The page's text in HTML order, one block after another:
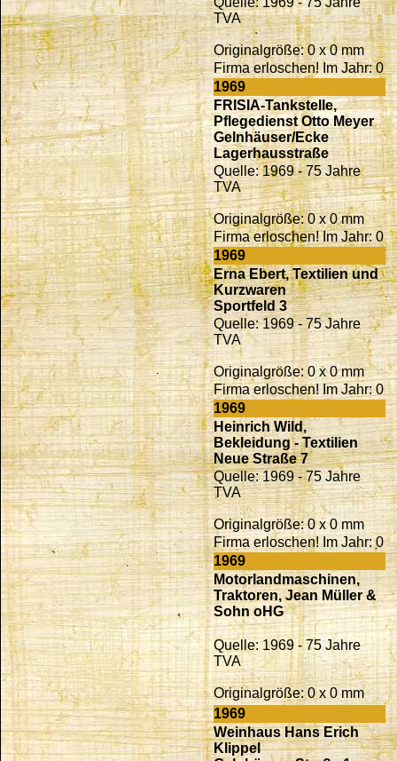
TVA
Originalgröße: 0 x 0 mm
Firma erloschen! Im Jahr: 0
1969
FRISIA-Tankstelle,
Pflegedienst Otto Meyer
Gelnhäuser/Ecke
Lagerhausstraße
Quelle: 1969 - 75 Jahre
TVA
Originalgröße: 0 x 0 mm
Firma erloschen! Im Jahr: 0
1969
Erna Ebert, Textilien und
Kurzwaren
Sportfeld 3
Quelle: 1969 - 75 Jahre
TVA
Originalgröße: 0 x 0 mm
Firma erloschen! Im Jahr: 0
1969
Heinrich Wild,
Bekleidung - Textilien
Neue Straße 7
Quelle: 1969 - 75 Jahre
TVA
Originalgröße: 0 x 0 mm
Firma erloschen! Im Jahr: 0
1969
Motorlandmaschinen,
Traktoren, Jean Müller &
Sohn oHG
Quelle: 1969 - 75 Jahre
TVA
Originalgröße: 0 x 0 mm
1969
Weinhaus Hans Erich
Klippel